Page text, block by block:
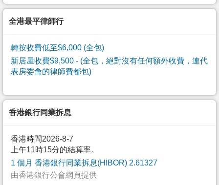
全港最平律師行
轉按收費低至$6,000 (全包)
新居屋收費$9,500 - (全包，絕對沒有任何額外收費，連代
表房委會的律師費都包)
香港銀行同業拆息
香港時間2026-8-7
上午11時15分的結算率。
1 個月 香港銀行同業拆息(HIBOR) 2.61327
由香港銀行公會網頁提供